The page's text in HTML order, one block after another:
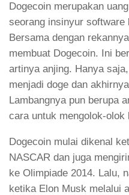
Dogecoin merupakan
seorang insinyur
Bersama dengan
membuat Dogecoin. Ini
artinya anjing. Hanya
menjadi doge dan
Lambangnya pun berupa
cara untuk mengolok-olok
Dogecoin mulai dikenal
NASCAR dan juga
ke Olimpiade 2014. Lalu,
ketika Elon Musk melalui